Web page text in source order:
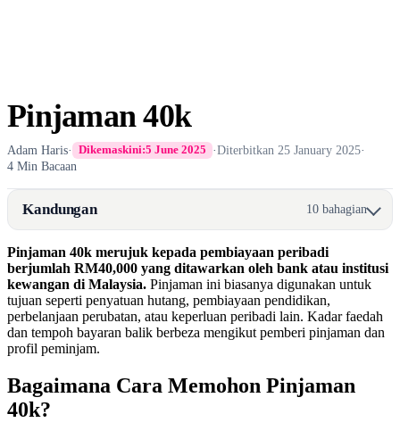
Pinjaman 40k
Adam Haris· Dikemaskini:5 June 2025 ·Diterbitkan 25 January 2025·
4 Min Bacaan
Kandungan 10 bahagian
Pinjaman 40k merujuk kepada pembiayaan peribadi
berjumlah RM40,000 yang ditawarkan oleh bank atau institusi
kewangan di Malaysia. Pinjaman ini biasanya digunakan untuk
tujuan seperti penyatuan hutang, pembiayaan pendidikan,
perbelanjaan perubatan, atau keperluan peribadi lain. Kadar faedah
dan tempoh bayaran balik berbeza mengikut pemberi pinjaman dan
profil peminjam.
Bagaimana Cara Memohon Pinjaman
40k?